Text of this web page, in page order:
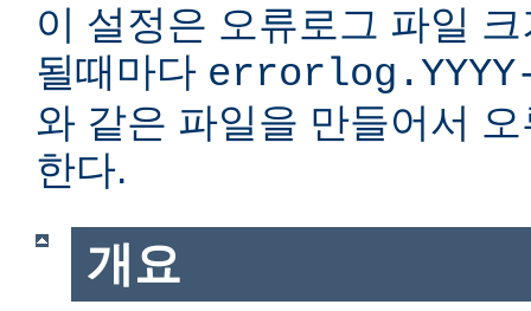
이 설정은 오류로그 파일
될때마다 errorlog.YYYY-
와 같은 파일을 만들어서
한다.
개요